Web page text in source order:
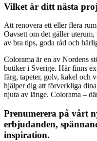
Vilket är ditt nästa
Att renovera ett eller flera
Oavsett om det gäller
av bra tips, goda råd och
Colorama är en av Nordens
butiker i Sverige. Här finns
färg, tapeter, golv, kakel och
hjälper dig att förverkliga
njuta av länge. Colorama –
Prenumerera på vårt
erbjudanden,
inspiration.